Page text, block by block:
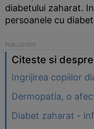
diabetului zaharat.
persoanele cu
Citeste si
Ingrijirea copiilor
Dermopatia, o
Diabet zaharat -